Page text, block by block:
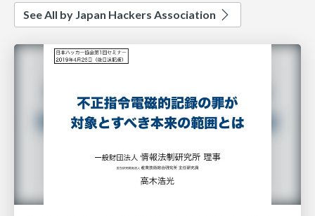
See All by Japan Hackers Association